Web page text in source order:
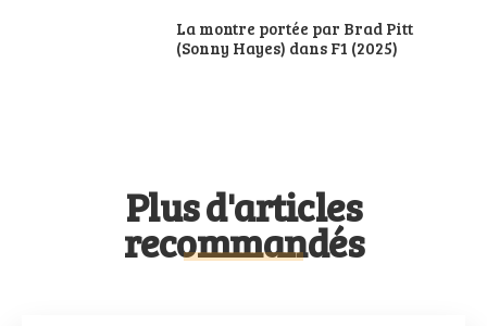
La montre portée par Brad Pitt
(Sonny Hayes) dans F1 (2025)
Plus d'articles
recommandés